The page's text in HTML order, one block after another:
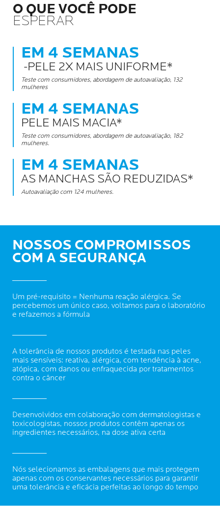
O QUE VOCÊ PODE
ESPERAR
EM 4 SEMANAS
-PELE 2X MAIS UNIFORME*
Teste com consumidores, abordagem de autoavaliação, 132
mulheres
EM 4 SEMANAS
PELE MAIS MACIA*
Teste com consumidores, abordagem de autoavaliação, 182
mulheres.
EM 4 SEMANAS
AS MANCHAS SÃO REDUZIDAS*
Autoavaliação com 124 mulheres.
NOSSOS COMPROMISSOS
COM A SEGURANÇA
Um pré-requisito = Nenhuma reação alérgica. Se
percebemos um único caso, voltamos para o laboratório
e refazemos a fórmula
A tolerância de nossos produtos é testada nas peles
mais sensíveis: reativa, alérgica, com tendência à acne,
atópica, com danos ou enfraquecida por tratamentos
contra o câncer
Desenvolvidos em colaboração com dermatologistas e
toxicologistas, nossos produtos contêm apenas os
ingredientes necessários, na dose ativa certa
Nós selecionamos as embalagens que mais protegem
apenas com os conservantes necessários para garantir
uma tolerância e eficácia perfeitas ao longo do tempo